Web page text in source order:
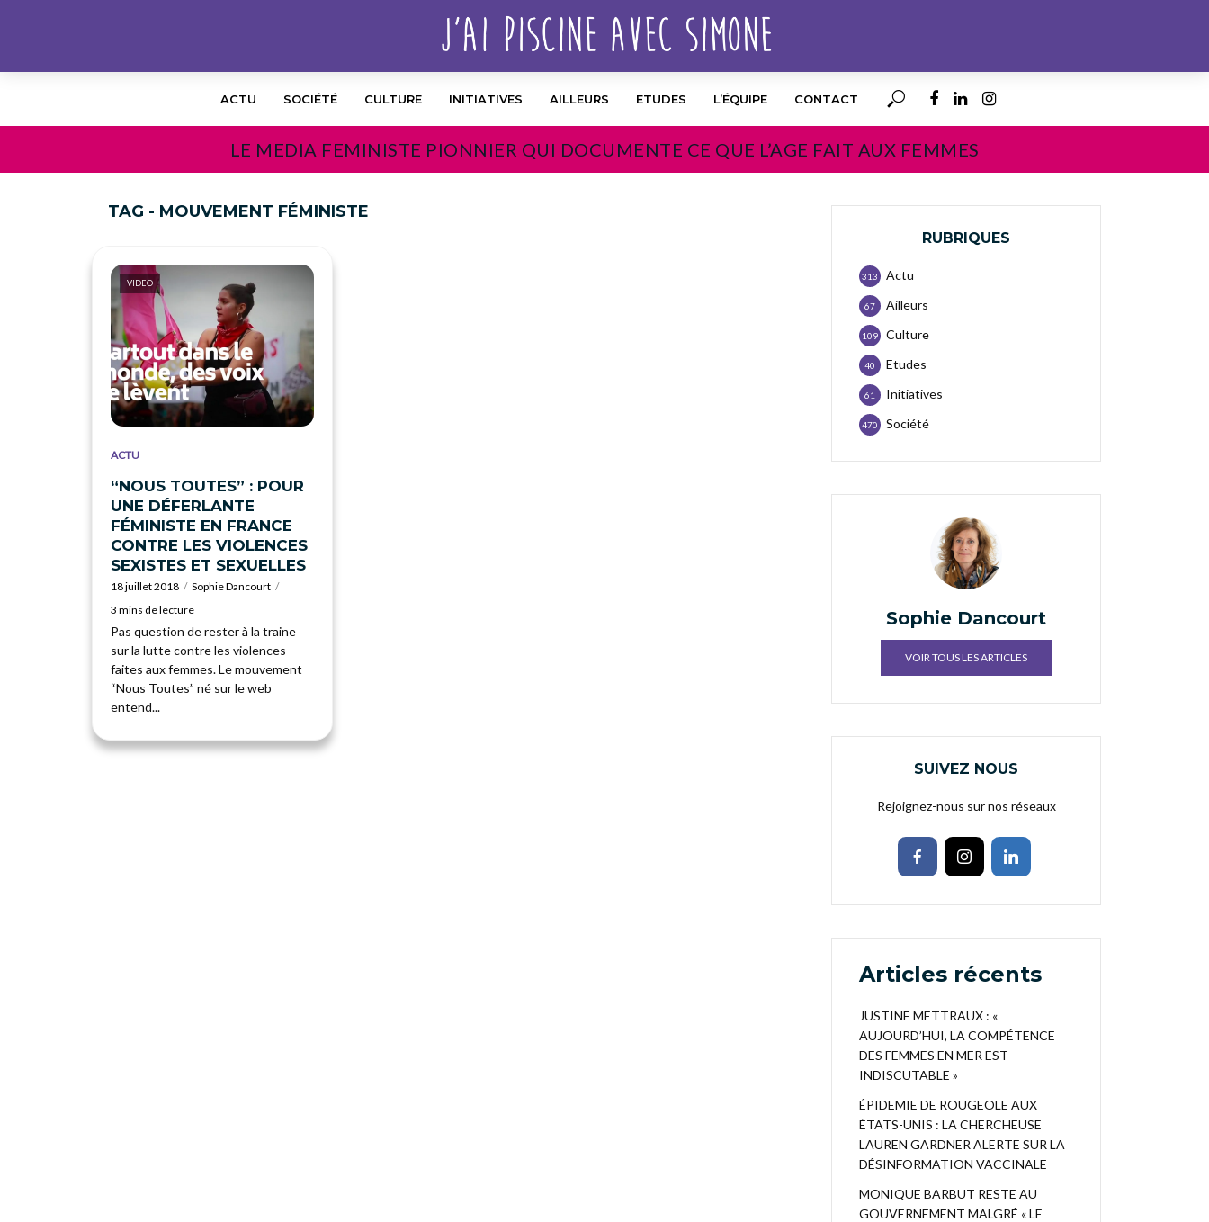
ACTU SOCIÉTÉ CULTURE INITIATIVES AILLEURS ETUDES L’ÉQUIPE CONTACT
LE MEDIA FEMINISTE PIONNIER QUI DOCUMENTE CE QUE L’AGE FAIT AUX FEMMES
TAG - MOUVEMENT FÉMINISTE
VIDEO
ACTU
“NOUS TOUTES” : POUR
UNE DÉFERLANTE
FÉMINISTE EN FRANCE
CONTRE LES VIOLENCES
SEXISTES ET SEXUELLES
18 juillet 2018
Sophie Dancourt
3 mins de lecture
Pas question de rester à la traine
sur la lutte contre les violences
faites aux femmes. Le mouvement
“Nous Toutes” né sur le web
entend...
RUBRIQUES
Actu
313
Ailleurs
67
Culture
109
Etudes
40
Initiatives
61
Société
470
Sophie Dancourt
VOIR TOUS LES ARTICLES
SUIVEZ NOUS
Rejoignez-nous sur nos réseaux
Articles récents
JUSTINE METTRAUX : «
AUJOURD’HUI, LA COMPÉTENCE
DES FEMMES EN MER EST
INDISCUTABLE »
ÉPIDEMIE DE ROUGEOLE AUX
ÉTATS-UNIS : LA CHERCHEUSE
LAUREN GARDNER ALERTE SUR LA
DÉSINFORMATION VACCINALE
MONIQUE BARBUT RESTE AU
GOUVERNEMENT MALGRÉ « LE